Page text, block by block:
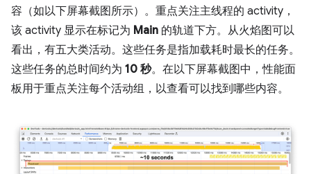
容（如以下屏幕截图所示）。重点关注主线程的 activity，
该 activity 显示在标记为 Main 的轨道下方。从火焰图可以
看出，有五大类活动。这些任务是指加载耗时最长的任务。
这些任务的总时间约为 10 秒。在以下屏幕截图中，性能面
板用于重点关注每个活动组，以查看可以找到哪些内容。